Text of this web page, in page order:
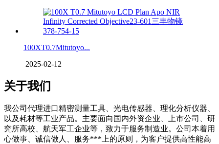
100XT0.7Mitutoyo...
2025-02-12
关于我们
我公司代理进口精密测量工具、光电传感器、理化分析仪器、
以及耗材等工业产品。主要面向国内外资企业、上市公司、研
究所高校、航天军工企业等，致力于服务制造业。公司本着用
心做事、诚信做人、服务***上的原则，为客户提供高性能高